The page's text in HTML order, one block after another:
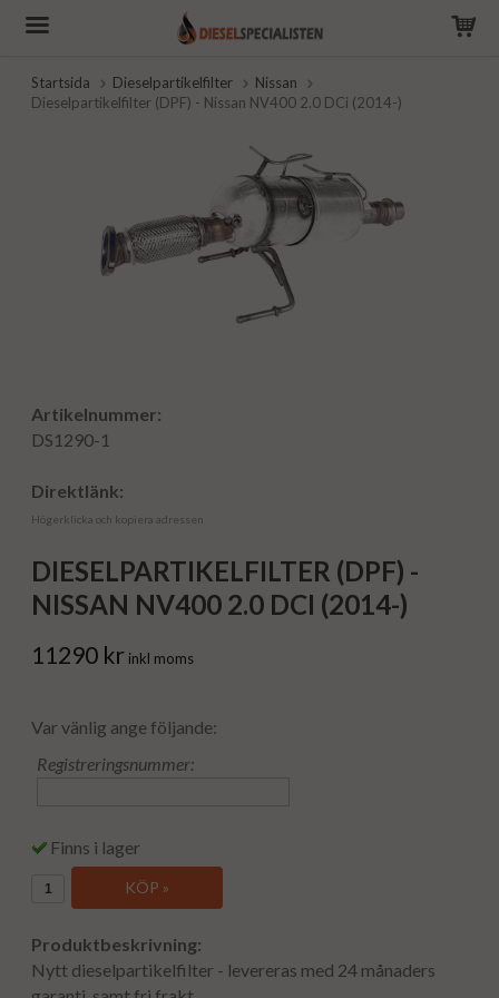
Startsida Dieselpartikelfilter
Nissan
Dieselpartikelfilter (DPF) - Nissan NV400 2.0 DCi (2014-)
Artikelnummer:
DS1290-1
Direktlänk:
Högerklicka och kopiera adressen
DIESELPARTIKELFILTER (DPF) -
NISSAN NV400 2.0 DCI (2014-)
11290 kr inkl moms
Var vänlig ange följande:
Registreringsnummer:
Finns i lager
KÖP »
Produktbeskrivning:
Nytt dieselpartikelfilter - levereras med 24 månaders